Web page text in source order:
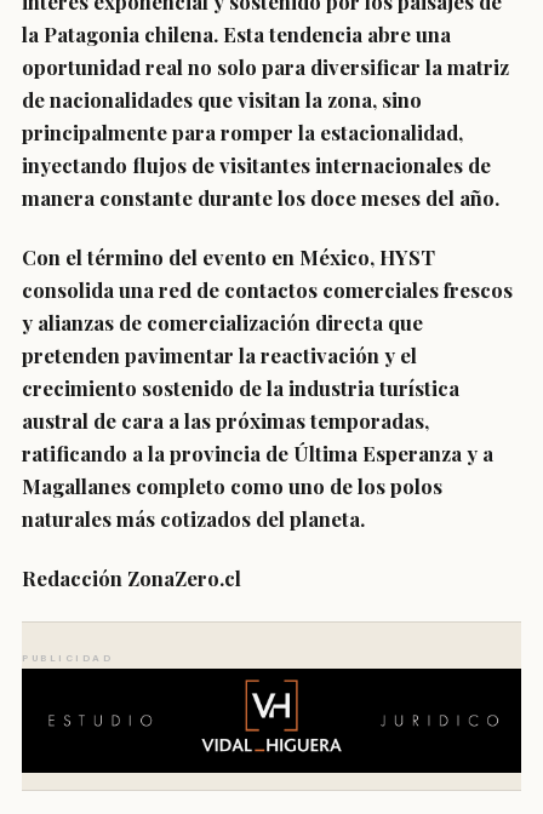
la Patagonia chilena. Esta tendencia abre una
oportunidad real no solo para diversificar la matriz
de nacionalidades que visitan la zona, sino
principalmente para romper la estacionalidad,
inyectando flujos de visitantes internacionales de
manera constante durante los doce meses del año.
Con el término del evento en México, HYST
consolida una red de contactos comerciales frescos
y alianzas de comercialización directa que
pretenden pavimentar la reactivación y el
crecimiento sostenido de la industria turística
austral de cara a las próximas temporadas,
ratificando a la provincia de Última Esperanza y a
Magallanes completo como uno de los polos
naturales más cotizados del planeta.
Redacción ZonaZero.cl
PUBLICIDAD